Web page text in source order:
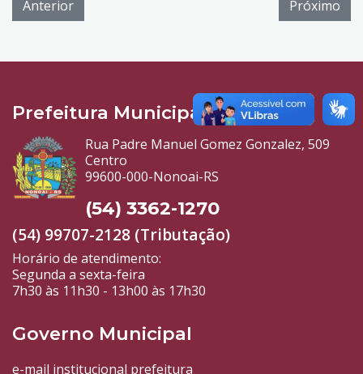
Anterior Próximo
Prefeitura Municipal
Rua Padre Manuel Gomez Gonzalez, 509
Centro
99600-000-Nonoai-RS
(54) 3362-1270
(54) 99707-2128 (Tributação)
Horário de atendimento:
Segunda a sexta-feira
7h30 às 11h30 - 13h00 às 17h30
Governo Municipal
e-mail institucional prefeitura